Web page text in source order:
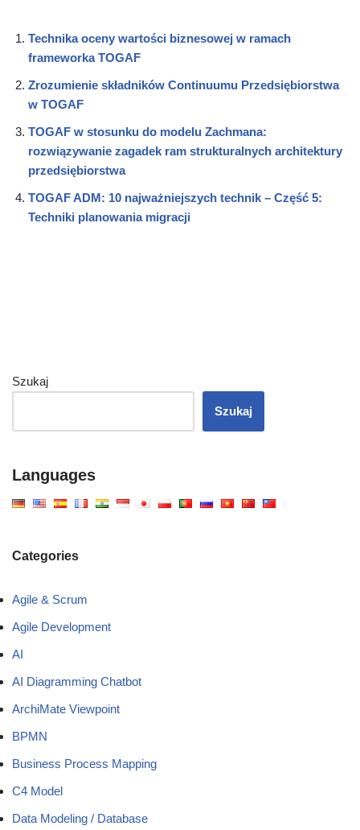
Technika oceny wartości biznesowej w ramach
frameworka TOGAF
Zrozumienie składników Continuumu Przedsiębiorstwa
w TOGAF
TOGAF w stosunku do modelu Zachmana:
rozwiązywanie zagadek ram strukturalnych architektury
przedsiębiorstwa
TOGAF ADM: 10 najważniejszych technik – Część 5:
Techniki planowania migracji
Szukaj
Szukaj
Languages
Categories
Agile & Scrum
Agile Development
AI
AI Diagramming Chatbot
ArchiMate Viewpoint
BPMN
Business Process Mapping
C4 Model
Data Modeling / Database